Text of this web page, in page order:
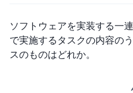
問題文
ソフトウェアを実装する一
で実施するタスクの内容の
スのものはどれか。